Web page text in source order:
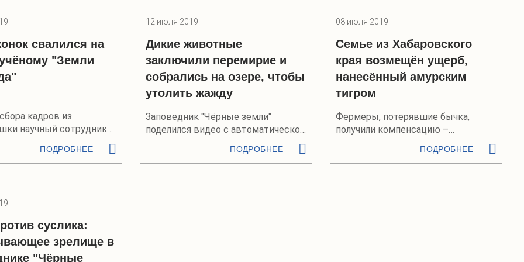
свалился на
"Земли
кадров из
научный сотрудник
ПОДРОБНЕЕ
12 июля 2019
Дикие животные
заключили перемирие и
собрались на озере, чтобы
утолить жажду
Заповедник "Чёрные земли"
поделился видео с автоматической
ПОДРОБНЕЕ
08 июля 2019
Семье из Хабаровского
края возмещён ущерб,
нанесённый амурским
тигром
Фермеры, потерявшие бычка,
получили компенсацию –
ПОДРОБНЕЕ
суслика:
зрелище в
"Чёрные